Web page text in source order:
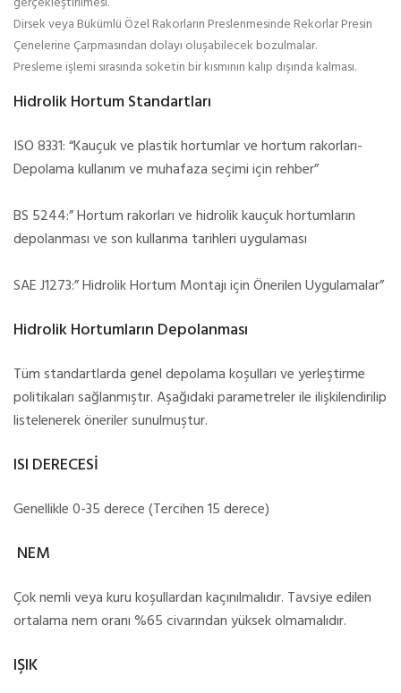
Dirsek veya Bükümlü Özel Rakorların Preslenmesinde Rekorlar Presin
Çenelerine Çarpmasından dolayı oluşabilecek bozulmalar.
Presleme işlemi sırasında soketin bir kısmının kalıp dışında kalması.
Hidrolik Hortum Standartları
ISO 8331: “Kauçuk ve plastik hortumlar ve hortum rakorları-
Depolama kullanım ve muhafaza seçimi için rehber”
BS 5244:” Hortum rakorları ve hidrolik kauçuk hortumların
depolanması ve son kullanma tarihleri uygulaması
SAE J1273:” Hidrolik Hortum Montajı için Önerilen Uygulamalar”
Hidrolik Hortumların Depolanması
Tüm standartlarda genel depolama koşulları ve yerleştirme
politikaları sağlanmıştır. Aşağıdaki parametreler ile ilişkilendirilip
listelenerek öneriler sunulmuştur.
ISI DERECESİ
Genellikle 0-35 derece (Tercihen 15 derece)
NEM
Çok nemli veya kuru koşullardan kaçınılmalıdır. Tavsiye edilen
ortalama nem oranı %65 civarından yüksek olmamalıdır.
IŞIK